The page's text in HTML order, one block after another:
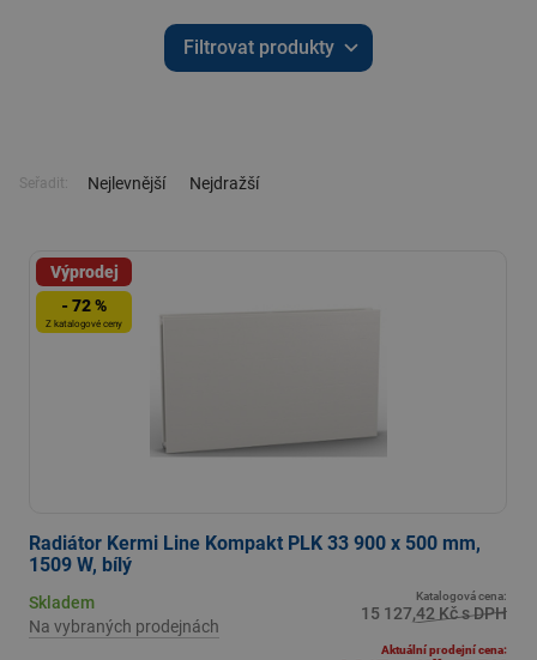
Filtrovat produkty
Seřadit: Nejlevnější Nejdražší
Výprodej
- 72 %
Z katalogové ceny
Radiátor Kermi Line Kompakt PLK 33 900 x 500 mm,
1509 W, bílý
Skladem
Na vybraných prodejnách
Katalogová cena:
15 127,42 Kč s DPH
Aktuální prodejní cena: